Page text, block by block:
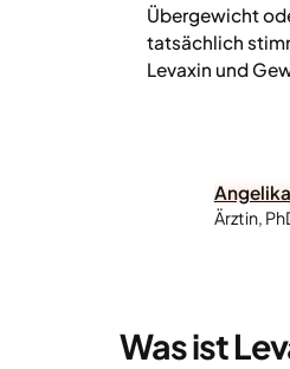
Übergewicht
tatsächlich
Levaxin und
Ärztin,
Was ist